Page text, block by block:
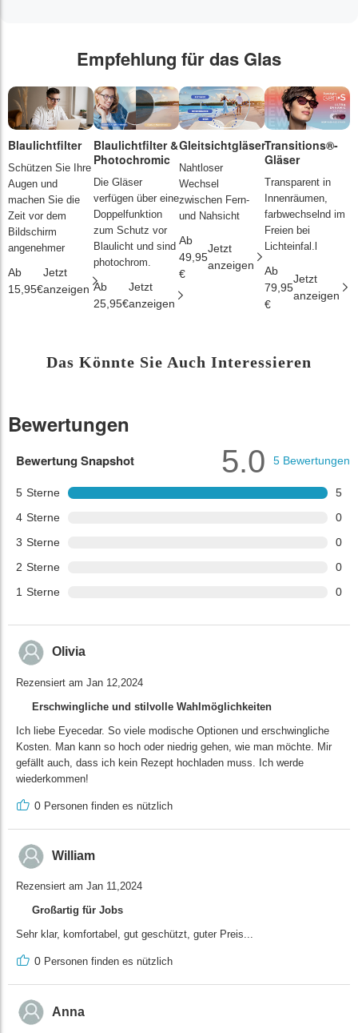
Empfehlung für das Glas
Blaulichtfilter
Schützen Sie Ihre
Augen und
machen Sie die
Zeit vor dem
Bildschirm
angenehmer
Ab
15,95€
Jetzt
anzeigen
Blaulichtfilter &
Photochromic
Die Gläser
verfügen über eine
Doppelfunktion
zum Schutz vor
Blaulicht und sind
photochrom.
Ab
25,95€
Jetzt
anzeigen
Gleitsichtgläser
Nahtloser
Wechsel
zwischen Fern-
und Nahsicht
Ab
49,95
€
Jetzt
anzeigen
Transitions®-
Gläser
Transparent in
Innenräumen,
farbwechselnd im
Freien bei
Lichteinfal.l
Ab
79,95
€
Jetzt
anzeigen
Das Könnte Sie Auch Interessieren
Bewertungen
Bewertung Snapshot
5 Sterne
5
4 Sterne
0
3 Sterne
0
2 Sterne
0
1 Sterne 0
5.0 5 Bewertungen
Olivia
Rezensiert am Jan 12,2024
Erschwingliche und stilvolle Wahlmöglichkeiten
Ich liebe Eyecedar. So viele modische Optionen und erschwingliche
Kosten. Man kann so hoch oder niedrig gehen, wie man möchte. Mir
gefällt auch, dass ich kein Rezept hochladen muss. Ich werde
wiederkommen!
0 Personen finden es nützlich
William
Rezensiert am Jan 11,2024
Großartig für Jobs
Sehr klar, komfortabel, gut geschützt, guter Preis...
0 Personen finden es nützlich
Anna